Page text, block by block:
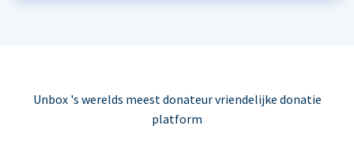
Unbox 's werelds meest donateur vriendelijke donatie
platform